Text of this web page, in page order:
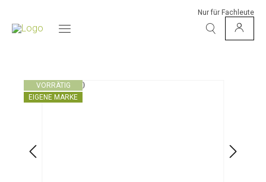
Nur für Fachleute
VORRÄTIG
EIGENE MARKE